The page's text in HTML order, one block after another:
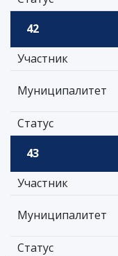
42
Участник
Муниципалитет
Статус
43
Участник
Муниципалитет
Статус